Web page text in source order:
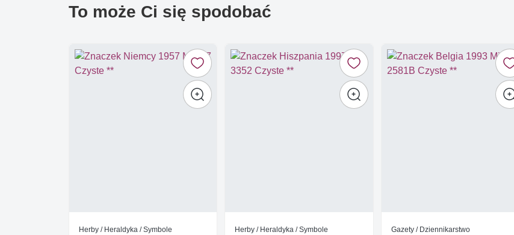
To może Ci się spodobać
Herby / Heraldyka / Symbole Herby / Heraldyka / Symbole Gazety / Dziennikarstwo